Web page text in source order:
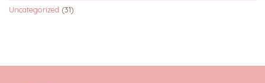
Uncategorized (31)